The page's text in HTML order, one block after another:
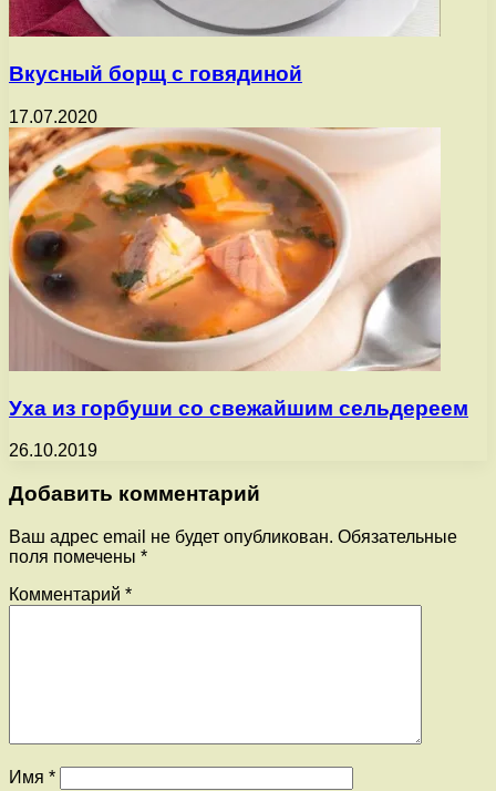
Вкусный борщ с говядиной
17.07.2020
Уха из горбуши со свежайшим сельдереем
26.10.2019
Добавить комментарий
Ваш адрес email не будет опубликован. Обязательные
поля помечены *
Комментарий *
Имя *